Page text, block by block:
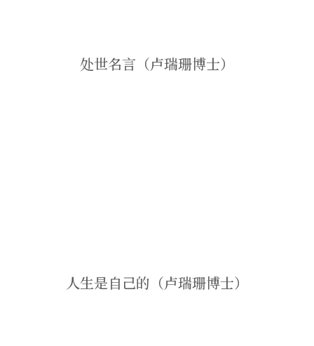
处世名言（卢瑞珊博士）
人生是自己的（卢瑞珊博士）